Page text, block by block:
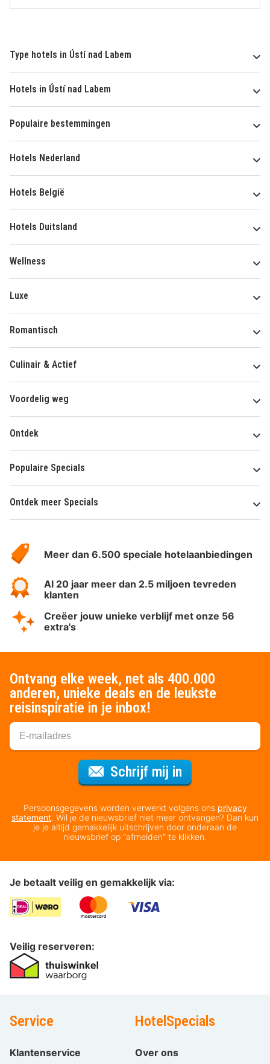
Type hotels in Ústí nad Labem
Hotels in Ústí nad Labem
Populaire bestemmingen
Hotels Nederland
Hotels België
Hotels Duitsland
Wellness
Luxe
Romantisch
Culinair & Actief
Voordelig weg
Ontdek
Populaire Specials
Ontdek meer Specials
HotelSpecials
Meer dan 6.500 speciale hotelaanbiedingen
Al 20 jaar meer dan 2.5 miljoen tevreden
klanten
Creëer jouw unieke verblijf met onze 56
extra's
Ontvang elke week, net als 400.000
anderen, unieke deals en de leukste
reisinspiratie in je inbox!
Schrijf mij in
Persoonsgegevens worden verwerkt volgens ons privacy
statement. Wil je de nieuwsbrief niet meer ontvangen? Dan kun
je je altijd gemakkelijk uitschrijven door onderaan de
nieuwsbrief op “afmelden” te klikken.
Je betaalt veilig en gemakkelijk via:
Veilig reserveren:
Service
Klantenservice
HotelSpecials
Over ons